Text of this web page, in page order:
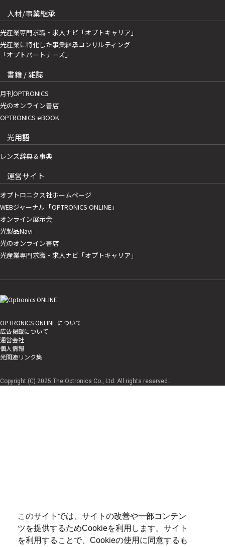
このサイトでは、サイトの改善や一部コンテン
ツを提供するためCookieを利用します。サイト
を利用することで、Cookieの使用に同意するも
人材/事業継承
光産業専門求職・求人ナビ「オプトキャリア」
光産業に特化した事業継承コンサルティング
「オプトパートナーズ」
書籍 / 雑誌
月刊OPTRONICS
光のオンライン書店
OPTRONICS eBOOK
光用語
レンズ辞典＆事典
運営サイト
オプトロニクス社ホームページ
WEBジャーナル「OPTRONICS ONLINE」
オンライン展示会
光製品Navi
光のオンライン書店
光産業専門求職・求人ナビ「オプトキャリア」
OPTRONICS ONLINE について
広告掲載について
運営会社
個人情報
光関連リンク集
Copyright (C) 2025 The Optronics Co., Ltd. All rights reserved.